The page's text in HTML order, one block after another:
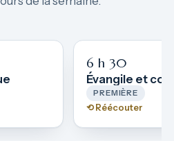
6 h 30
Évangile et
PREMIÈRE
⟲ Réécouter